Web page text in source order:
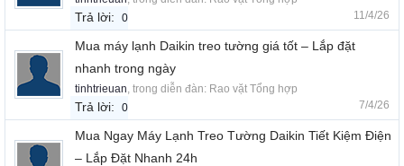
Trả lời: 0 11/4/26
Mua máy lạnh Daikin treo tường giá tốt – Lắp đặt
nhanh trong ngày
tinhtrieuan, trong diễn đàn: Rao vặt Tổng hợp
Trả lời: 0 7/4/26
Mua Ngay Máy Lạnh Treo Tường Daikin Tiết Kiệm Điện
– Lắp Đặt Nhanh 24h